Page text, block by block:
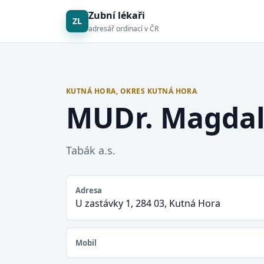
ZL Zubní lékaři
adresář ordinací v ČR
KUTNÁ HORA, OKRES KUTNÁ HORA
MUDr.
Tabák a.s.
Adresa
U zastávky 1, 284 03, Kutná Hora
Mobil